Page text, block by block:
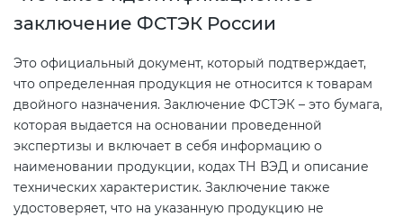
заключение ФСТЭК России
Это официальный документ, который подтверждает,
что определенная продукция не относится к товарам
двойного назначения. Заключение ФСТЭК – это бумага,
которая выдается на основании проведенной
экспертизы и включает в себя информацию о
наименовании продукции, кодах ТН ВЭД и описание
технических характеристик. Заключение также
удостоверяет, что на указанную продукцию не
Сертификация бытовой техники
Сертификация легкой
промышленности
Сертификация мебели
Сертификация упаковки
Сертификат ГОСТ Р ИСО/МЭК
Сертификат ГОСТ Р ИСО 26000-
Сертификат ГОСТ Р ИСО/МЭК
27001-2021
Сертификат ГОСТ Р ИСО 20121-
2014
Сертификат ГОСТ Р 56404-2021
Сертификат ГОСТ Р 55267-2012
014/2011)
О безопасности оборудования
для работы во взрывоопасных
средах (ТР ТС 012/2011)
ТР ТС 011/2011 «Безопасность